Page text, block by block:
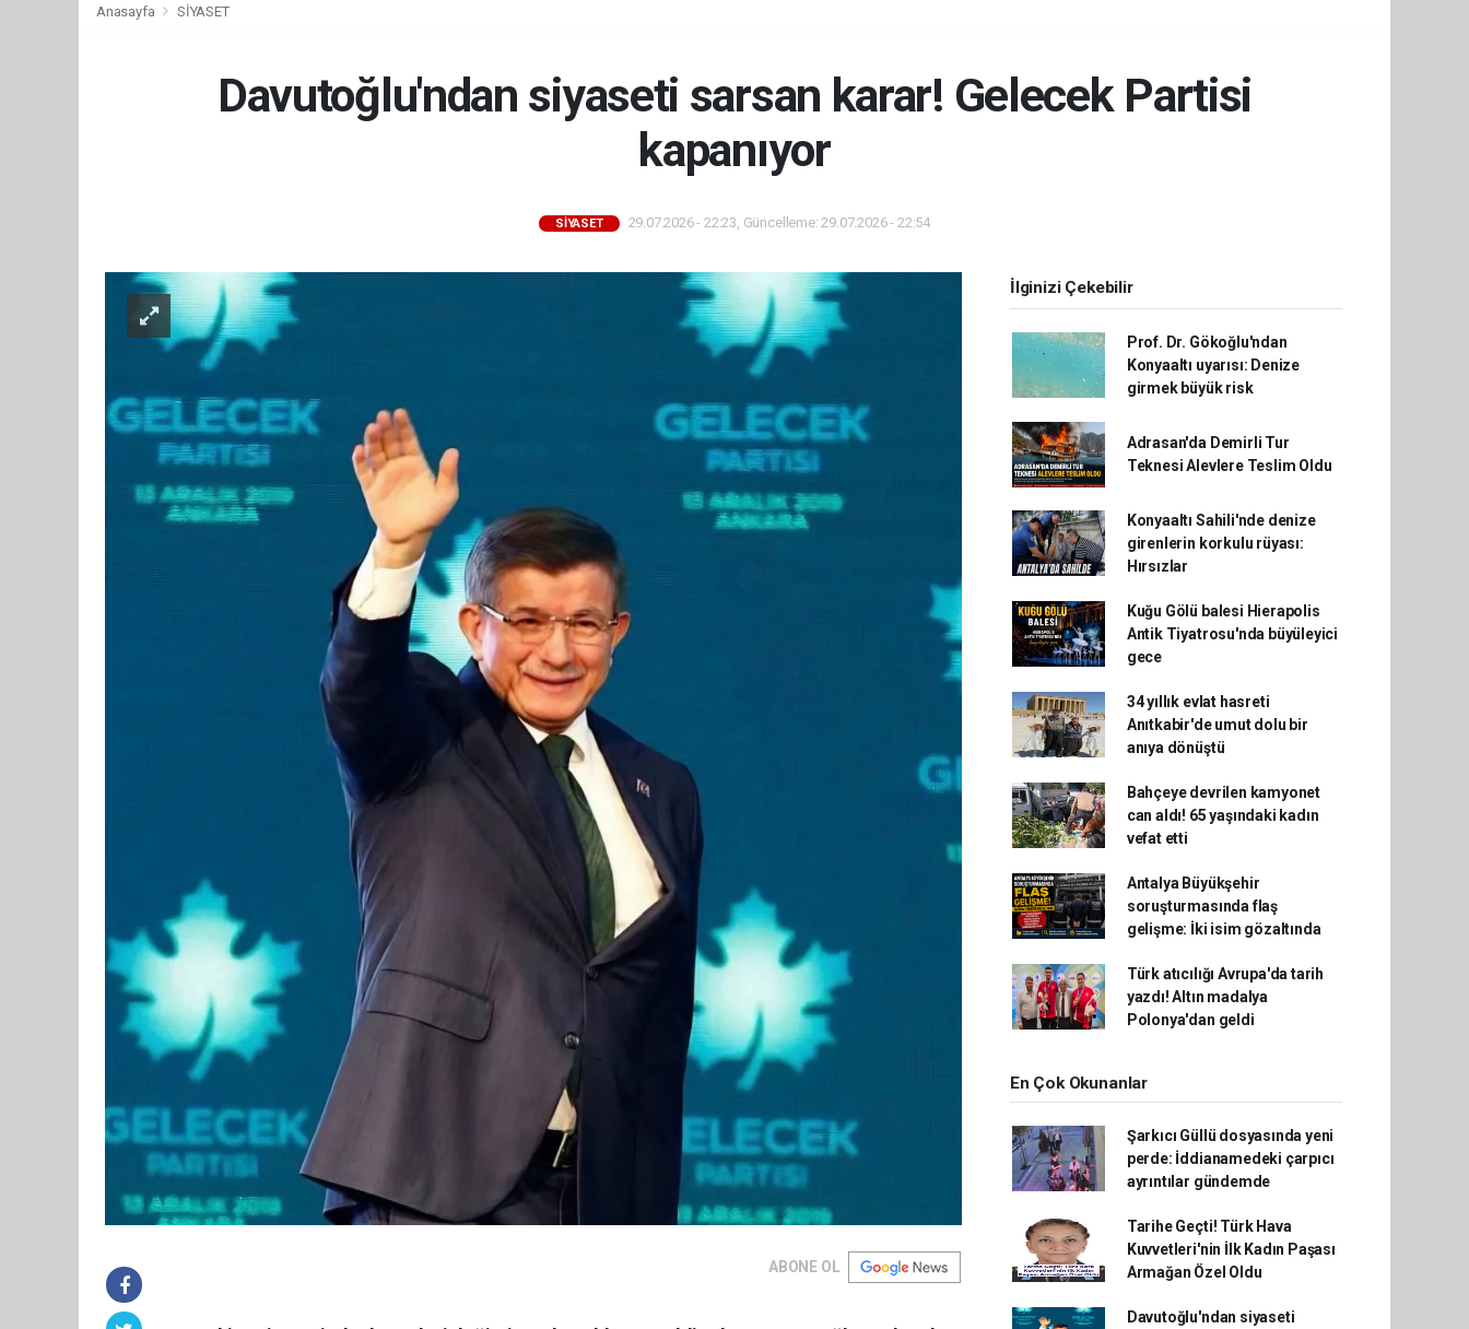
Anasayfa SİYASET
Davutoğlu'ndan siyaseti sarsan karar! Gelecek Partisi
kapanıyor
SİYASET 29.07.2026 - 22:23, Güncelleme: 29.07.2026 - 22:54
ABONE OL
İlginizi Çekebilir
Prof. Dr. Gökoğlu'ndan
Konyaaltı uyarısı: Denize
girmek büyük risk
Adrasan'da Demirli Tur
Teknesi Alevlere Teslim Oldu
Konyaaltı Sahili'nde denize
girenlerin korkulu rüyası:
Hırsızlar
Kuğu Gölü balesi Hierapolis
Antik Tiyatrosu'nda büyüleyici
gece
34 yıllık evlat hasreti
Anıtkabir'de umut dolu bir
anıya dönüştü
Bahçeye devrilen kamyonet
can aldı! 65 yaşındaki kadın
vefat etti
Antalya Büyükşehir
soruşturmasında flaş
gelişme: İki isim gözaltında
Türk atıcılığı Avrupa'da tarih
yazdı! Altın madalya
Polonya'dan geldi
En Çok Okunanlar
Şarkıcı Güllü dosyasında yeni
perde: İddianamedeki çarpıcı
ayrıntılar gündemde
Tarihe Geçti! Türk Hava
Kuvvetleri'nin İlk Kadın Paşası
Armağan Özel Oldu
Davutoğlu'ndan siyaseti